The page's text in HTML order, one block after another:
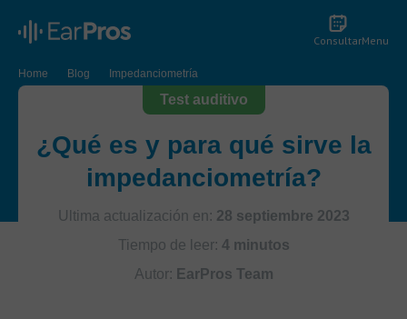
ConsultarMenu
Home Blog Impedanciometría
Test auditivo
¿Qué es y para qué sirve la
impedanciometría?
Ultima actualización en: 28 septiembre 2023
Tiempo de leer: 4 minutos
Autor: EarPros Team